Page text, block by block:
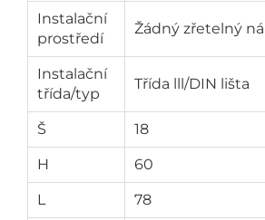
Instalační
prostředí
Žádný zřetelný
Instalační
třída/typ
Třída lll/DIN lišta
Š 18
H 60
L 78